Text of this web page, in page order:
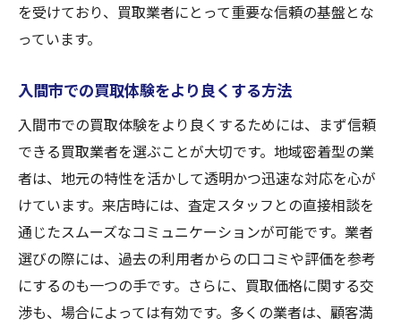
透明性が保証する安心取引の実現
信頼されるための買取業者の努力
法
透明性の高い取引が生むリピーターの増加
地元文化を理解した入間市の買取業者の強みと
は
地域文化を活かしたサービスの特徴
入間市の文化に寄り添う買取業者の魅力
地元文化を理解したスタッフの強み
文化理解がもたらす買取業者の信頼性
を受けており、買取業者にとって重要な信頼の基盤とな
っています。
入間市での買取体験をより良くする方法
入間市での買取体験をより良くするためには、まず信頼
できる買取業者を選ぶことが大切です。地域密着型の業
者は、地元の特性を活かして透明かつ迅速な対応を心が
けています。来店時には、査定スタッフとの直接相談を
通じたスムーズなコミュニケーションが可能です。業者
選びの際には、過去の利用者からの口コミや評価を参考
にするのも一つの手です。さらに、買取価格に関する交
渉も、場合によっては有効です。多くの業者は、顧客満